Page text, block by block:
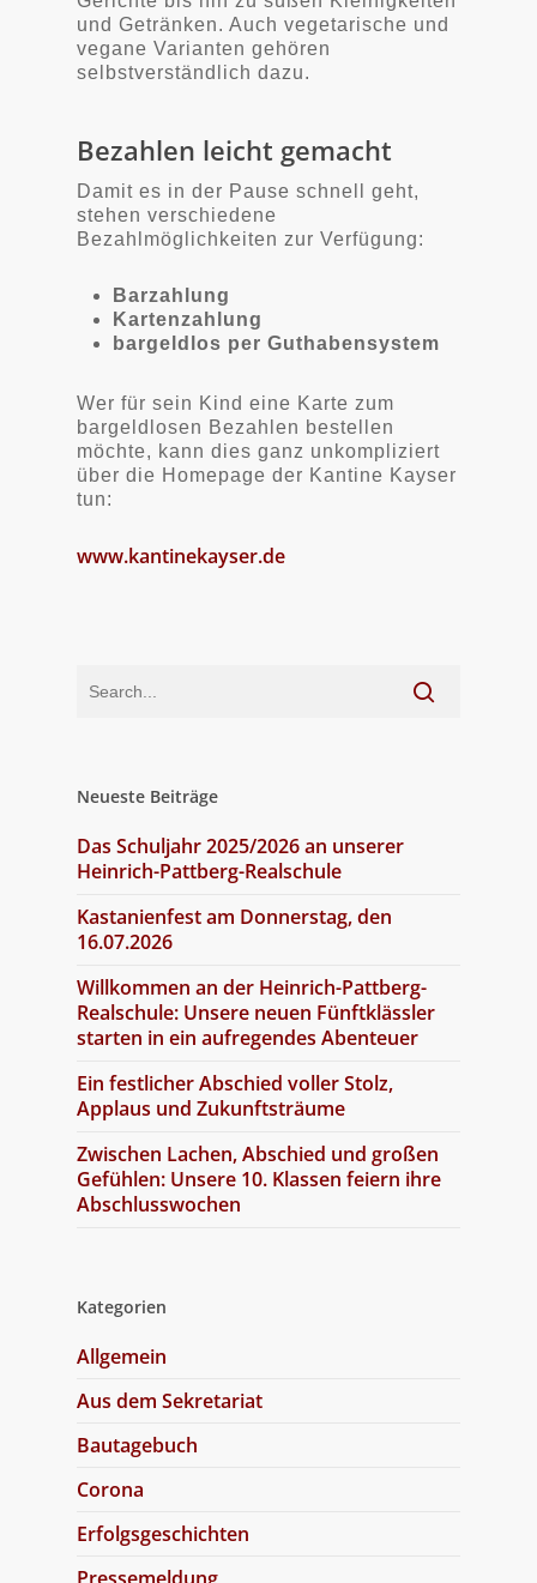
und Getränken. Auch vegetarische und
vegane Varianten gehören
selbstverständlich dazu.
Bezahlen leicht gemacht
Damit es in der Pause schnell geht,
stehen verschiedene
Bezahlmöglichkeiten zur Verfügung:
Barzahlung
Kartenzahlung
bargeldlos per Guthabensystem
Wer für sein Kind eine Karte zum
bargeldlosen Bezahlen bestellen
möchte, kann dies ganz unkompliziert
über die Homepage der Kantine Kayser
tun:
www.kantinekayser.de
Neueste Beiträge
Das Schuljahr 2025/2026 an unserer
Heinrich-Pattberg-Realschule
Kastanienfest am Donnerstag, den
16.07.2026
Willkommen an der Heinrich-Pattberg-
Realschule: Unsere neuen Fünftklässler
starten in ein aufregendes Abenteuer
Ein festlicher Abschied voller Stolz,
Applaus und Zukunftsträume
Zwischen Lachen, Abschied und großen
Gefühlen: Unsere 10. Klassen feiern ihre
Abschlusswochen
Kategorien
Allgemein
Aus dem Sekretariat
Bautagebuch
Corona
Erfolgsgeschichten